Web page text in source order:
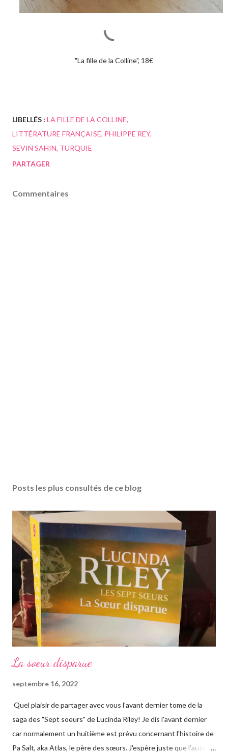
"La fille de la Colline", 18€
LIBELLÉS : LA FILLE DE LA COLLINE
LITTÉRATURE FRANÇAISE PHILIPPE REY
SEVIN SAHIN TURQUIE
PARTAGER
Commentaires
Posts les plus consultés de ce blog
La soeur disparue
septembre 16, 2022
Quel plaisir de partager avec vous l'avant dernier tome de la
saga des "Sept soeurs" de Lucinda Riley! Je dis l'avant dernier
car normalement un huitième est prévu concernant l'histoire de
Pa Salt, aka Atlas, le père des sœurs. J'espère juste que l'auteur